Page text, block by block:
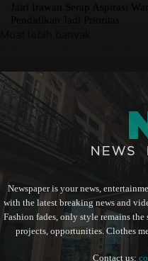
Newspaper is your news,
with the latest breaking news and
Fashion fades, only style remains the
projects, opportunities. Clothes
Contact us: